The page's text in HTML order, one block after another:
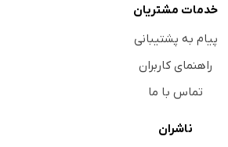
خدمات مشتریان
پیام به پشتیبانی
راهنمای کاربران
تماس با ما
ناشران